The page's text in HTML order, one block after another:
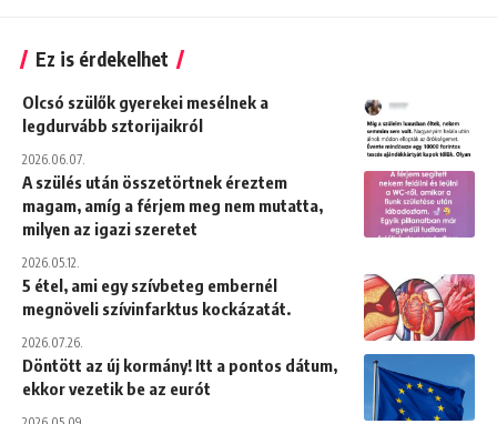
Ez is érdekelhet
Olcsó szülők gyerekei mesélnek a
legdurvább sztorijaikról
2026.06.07.
A szülés után összetörtnek éreztem
magam, amíg a férjem meg nem mutatta,
milyen az igazi szeretet
2026.05.12.
5 étel, ami egy szívbeteg embernél
megnöveli szívinfarktus kockázatát.
2026.07.26.
Döntött az új kormány! Itt a pontos dátum,
ekkor vezetik be az eurót